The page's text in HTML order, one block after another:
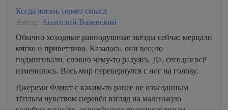
Когда жизнь теряет смысл
Автор: Анатолий Валевский
Обычно холодные равнодушные звёзды сейчас мерцали
мягко и приветливо. Казалось, они весело
подмигивали, словно чему-то радуясь. Да, сегодня всё
изменилось. Весь мир перевернулся с ног на голову.
Джереми Флинт с каким-то ранее не изведанным
тёплым чувством перевёл взгляд на маленькую